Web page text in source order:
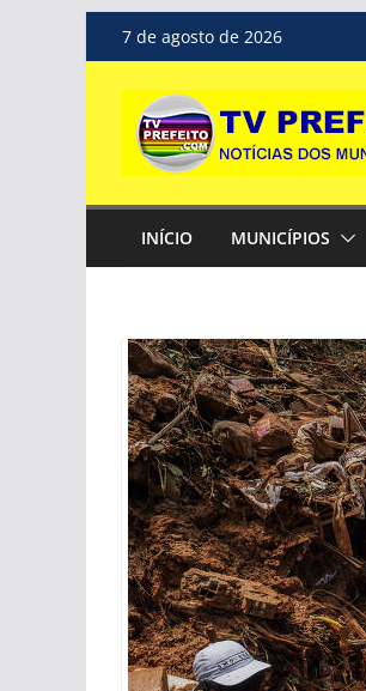
Pular
para
conteúdo
7 de agosto de 2026
INÍCIO MUNICÍPIOS